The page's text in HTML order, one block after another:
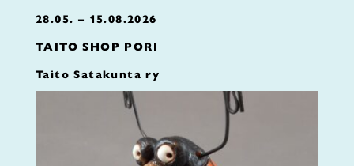
28.05. – 15.08.2026
TAITO SHOP PORI
Taito Satakunta ry